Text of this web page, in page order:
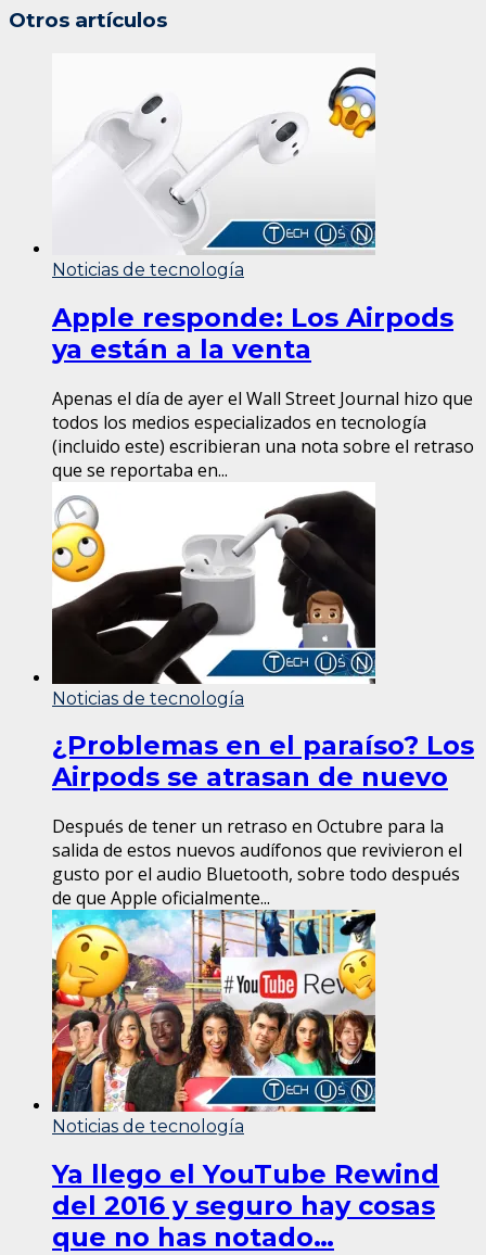
Otros artículos
Noticias de tecnología
Apple responde: Los Airpods
ya están a la venta
Apenas el día de ayer el Wall Street Journal hizo que
todos los medios especializados en tecnología
(incluido este) escribieran una nota sobre el retraso
que se reportaba en...
Noticias de tecnología
¿Problemas en el paraíso? Los
Airpods se atrasan de nuevo
Después de tener un retraso en Octubre para la
salida de estos nuevos audífonos que revivieron el
gusto por el audio Bluetooth, sobre todo después
de que Apple oficialmente...
Noticias de tecnología
Ya llego el YouTube Rewind
del 2016 y seguro hay cosas
que no has notado…